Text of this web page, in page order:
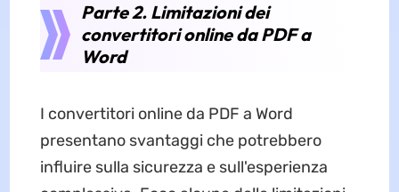
Parte 2. Limitazioni dei
convertitori online da PDF a
Word
I convertitori online da PDF a Word
presentano svantaggi che potrebbero
influire sulla sicurezza e sull'esperienza